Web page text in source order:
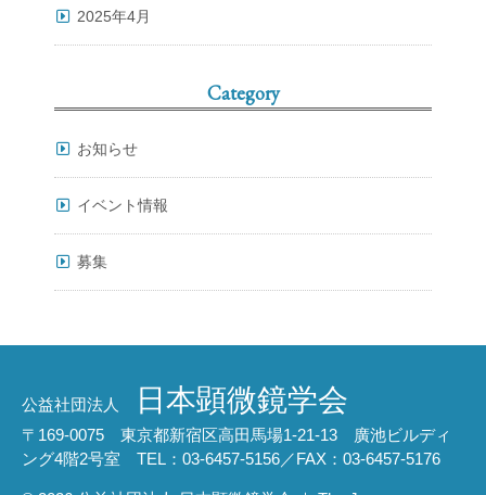
2025年4月
Category
お知らせ
イベント情報
募集
公益社団法人 日本顕微鏡学会
〒169-0075 東京都新宿区高田馬場1-21-13 廣池ビルディ
ング4階2号室 TEL：03-6457-5156／FAX：03-6457-5176